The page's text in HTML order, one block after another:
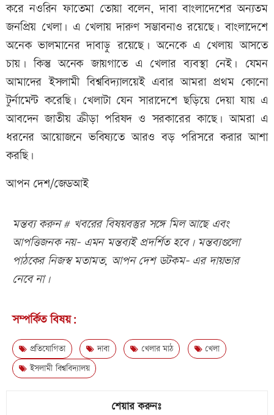
করে নওরিন ফাতেমা তোয়া বলেন, দাবা বাংলাদেশের অন্যতম
জনপ্রিয় খেলা। এ খেলায় দারুণ সম্ভাবনাও রয়েছে। বাংলাদেশে
অনেক ভালমানের দাবাড়ু রয়েছে। অনেকে এ খেলায় আসতে
চায়। কিন্তু অনেক জায়গাতে এ খেলার ব্যবস্থা নেই। যেমন
আমাদের ইসলামী বিশ্ববিদ্যালয়েই এবার আমরা প্রথম কোনো
টুর্নামেন্ট করেছি। খেলাটা যেন সারাদেশে ছড়িয়ে দেয়া যায় এ
আবদেন জাতীয় ক্রীড়া পরিষদ ও সরকারের কাছে। আমরা এ
ধরনের আয়োজনে ভবিষ্যতে আরও বড় পরিসরে করার আশা
করছি।
আপন দেশ/জেডআই
মন্তব্য করুন # খবরের বিষয়বস্তুর সঙ্গে মিল আছে এবং
আপত্তিজনক নয়- এমন মন্তব্যই প্রদর্শিত হবে। মন্তব্যগুলো
পাঠকের নিজস্ব মতামত, আপন দেশ ডটকম- এর দায়ভার
নেবে না।
সম্পর্কিত বিষয়:
প্রতিযোগিতা দাবা খেলার মাঠ
খেলা
ইসলামী বিশ্ববিদ্যালয়
শেয়ার করুনঃ